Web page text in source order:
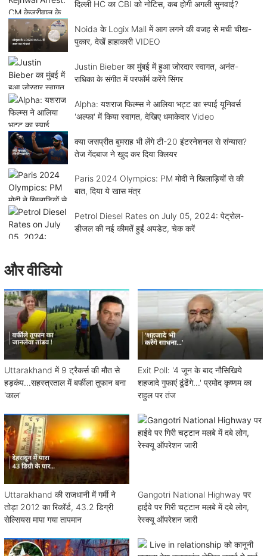
दिल्ली HC का CBI को नोटिस, कब होगी अगली सुनवाई?
Noida के Logix Mall में आग लगने की वजह से मची चीख-
पुकार, देखें हाहाकारी VIDEO
Justin Bieber का मुंबई में हुआ जोरदार स्वागत, अनंत-
राधिका के संगीत में परफॉर्म करेंगे सिंगर
Alpha: यशराज फिल्म्स ने आलिया भट्ट का स्पाई यूनिवर्स
'अल्फा' में किया स्वागत, देखिए धमाकेदार Video
क्या जसप्रीत बुमराह भी लेंगे टी-20 इंटरनेशनल से संन्यास?
तेज गेंदबाज ने खुद कर दिया क्लियर
Paris 2024 Olympics: PM मोदी ने खिलाड़ियों से की
बात, दिया ये खास मंत्र
Petrol Diesel Rates on July 05, 2024: पेट्रोल-
डीजल की नई कीमतें हुईं अपडेट, चेक करें
और वीडियो
Uttarakhand में 9 ट्रैकर्स की मौत से
हड़कंप...सहस्त्रताल में बर्फीला तूफान बना
'काल'
Exit Poll: '4 जून के बाद नौसिखिये
शहजादे गुफाएं ढूंढेंगे...' प्रमोद कृष्णम का
राहुल पर तंज
Uttarakhand की राजधानी में गर्मी ने
तोड़ा 2012 का रिकॉर्ड, 43.2 डिग्री
सेल्सियस मापा गया तापमान
Gangotri National Highway पर
हाईवे पर गिरी चट्टान मलबे में दबे लोग,
रेस्क्यू ऑपरेशन जारी